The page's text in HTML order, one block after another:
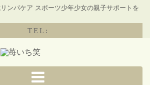
ンパケア スポーツ少年少女の親子サポートを
TEL: